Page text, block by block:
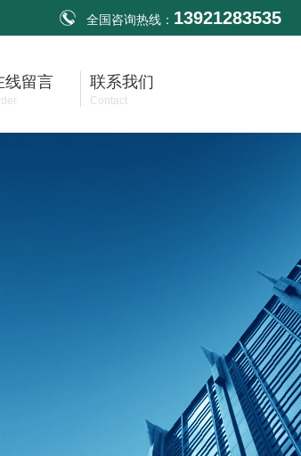
全国咨询热线： 13921283535
线留言 联系我们
Contact